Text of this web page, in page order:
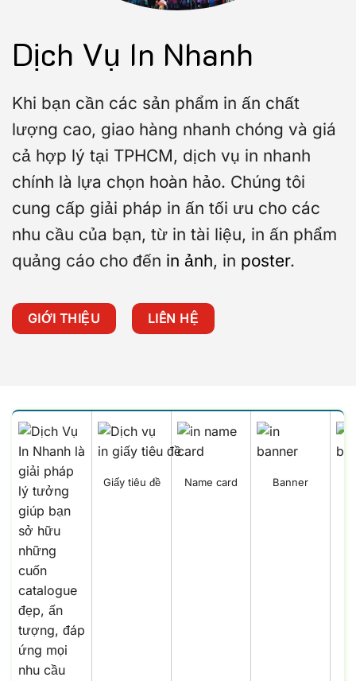
Dịch Vụ In Nhanh
Khi bạn cần các sản phẩm in ấn chất
lượng cao, giao hàng nhanh chóng và giá
cả hợp lý tại TPHCM, dịch vụ in nhanh
chính là lựa chọn hoàn hảo. Chúng tôi
cung cấp giải pháp in ấn tối ưu cho các
nhu cầu của bạn, từ in tài liệu, in ấn phẩm
quảng cáo cho đến in ảnh, in poster.
GIỚI THIỆU LIÊN HỆ
Giấy tiêu đề Name card Banner